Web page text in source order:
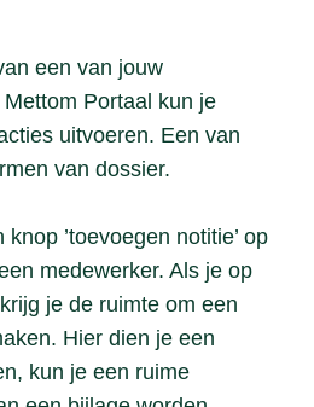
een van jouw
Portaal kun je
uitvoeren. Een van
van dossier.
’toevoegen notitie’ op
medewerker. Als je op
je de ruimte om een
Hier dien je een
kun je een ruime